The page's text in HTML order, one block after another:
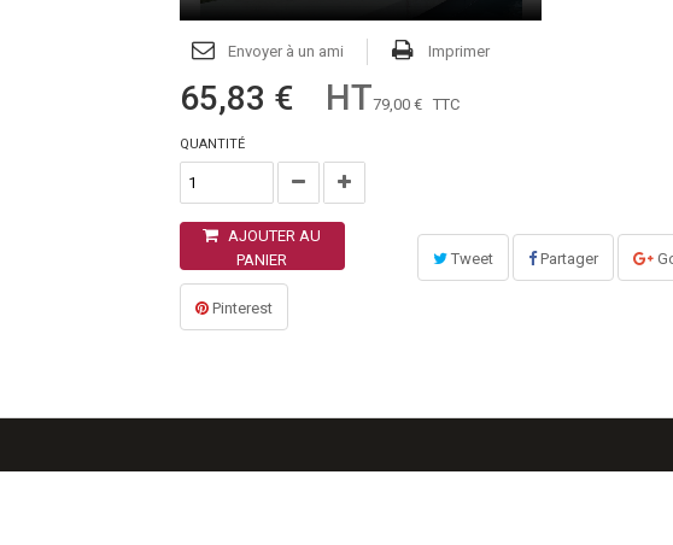
Envoyer à un ami Imprimer
65,83 € HT79,00 € TTC
QUANTITÉ
AJOUTER AU
PANIER
Tweet Partager
Pinterest